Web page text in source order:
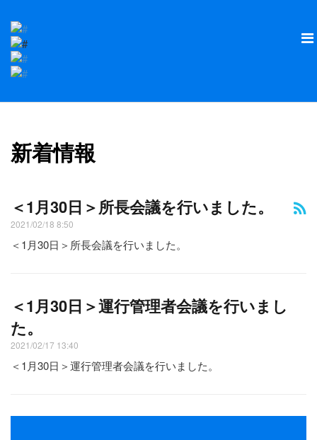
新着情報
＜1月30日＞所長会議を行いました。
2021/02/18 8:50
＜1月30日＞所長会議を行いました。
＜1月30日＞運行管理者会議を行いまし
た。
2021/02/17 13:40
＜1月30日＞運行管理者会議を行いました。